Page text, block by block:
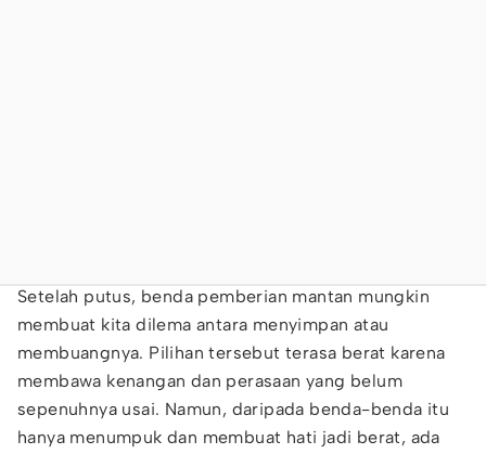
Setelah putus, benda pemberian mantan mungkin
membuat kita dilema antara menyimpan atau
membuangnya. Pilihan tersebut terasa berat karena
membawa kenangan dan perasaan yang belum
sepenuhnya usai. Namun, daripada benda-benda itu
hanya menumpuk dan membuat hati jadi berat, ada